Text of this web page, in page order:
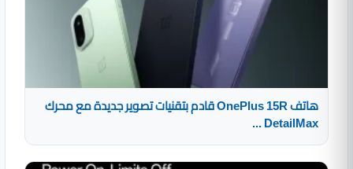
هاتف OnePlus 15R قادم بتقنيات تصوير جديدة مع محرك
DetailMax ...